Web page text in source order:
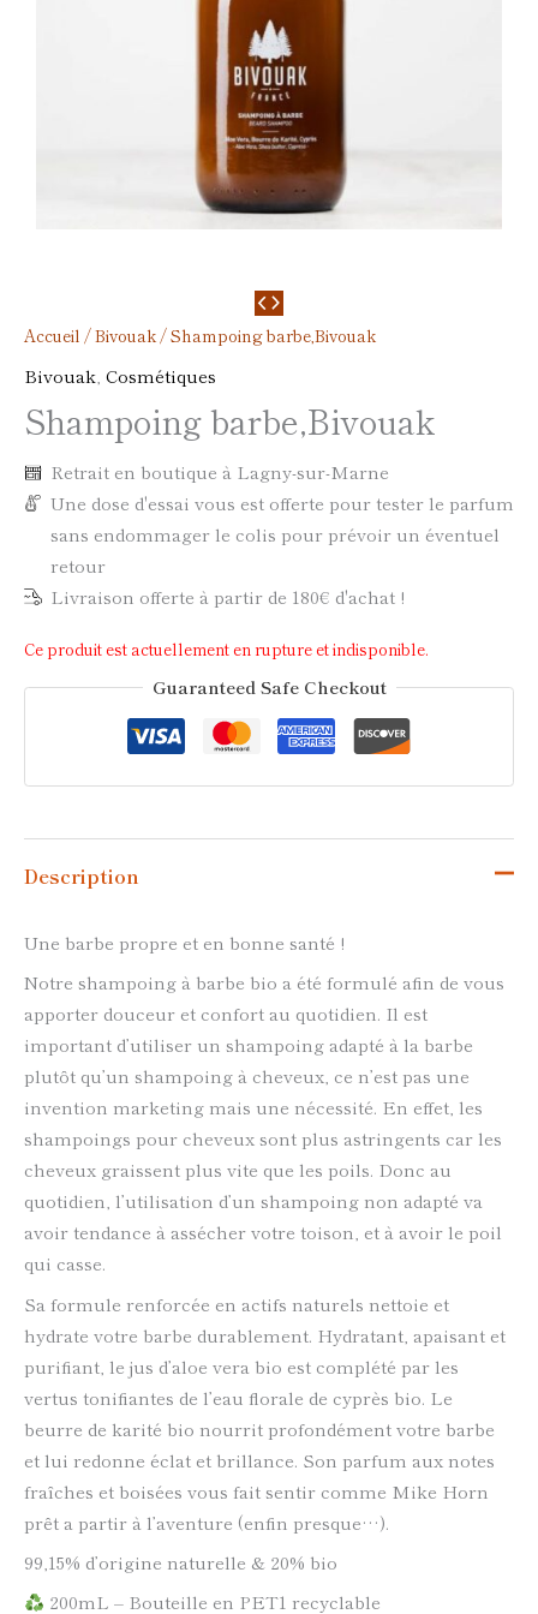
Accueil /Bivouak/ Shampoing barbe,Bivouak
Bivouak Cosmétiques
Shampoing barbe,Bivouak
Retrait en boutique à Lagny-sur-Marne
Une dose d'essai vous est offerte pour tester le parfum
sans endommager le colis pour prévoir un éventuel
retour
Livraison offerte à partir de 180€ d'achat !
Ce produit est actuellement en rupture et indisponible.
Guaranteed Safe Checkout
Description
Une barbe propre et en bonne santé !
Notre shampoing à barbe bio a été formulé afin de vous
apporter douceur et confort au quotidien. Il est
important d’utiliser un shampoing adapté à la barbe
plutôt qu’un shampoing à cheveux, ce n’est pas une
invention marketing mais une nécessité. En effet, les
shampoings pour cheveux sont plus astringents car les
cheveux graissent plus vite que les poils. Donc au
quotidien, l’utilisation d’un shampoing non adapté va
avoir tendance à assécher votre toison, et à avoir le poil
qui casse.
Sa formule renforcée en actifs naturels nettoie et
hydrate votre barbe durablement. Hydratant, apaisant et
purifiant, le jus d’aloe vera bio est complété par les
vertus tonifiantes de l’eau florale de cyprès bio. Le
beurre de karité bio nourrit profondément votre barbe
et lui redonne éclat et brillance. Son parfum aux notes
fraîches et boisées vous fait sentir comme Mike Horn
prêt a partir à l’aventure (enfin presque…).
99,15% d’origine naturelle & 20% bio
200mL – Bouteille en PET1 recyclable